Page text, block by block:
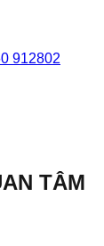
912802
TÂM